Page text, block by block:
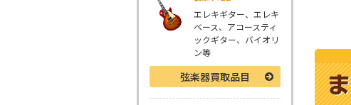
エレキギター、エレキ
ベース、アコースティ
ックギター、バイオリ
ン等
弦楽器買取品目